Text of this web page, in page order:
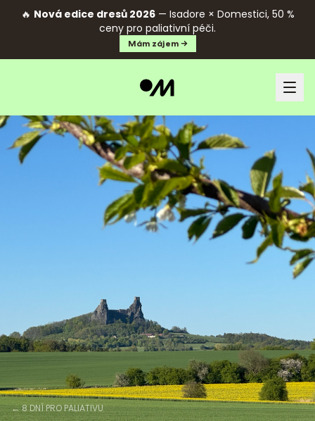
🔥 Nová edice dresů 2026— Isadore × Domestici, 50 %
ceny pro paliativní péči.
Mám zájem →
←8 DNÍ PRO PALIATIVU